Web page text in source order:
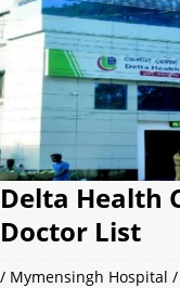
Delta Health
Doctor List
/ Mymensingh Hospital /